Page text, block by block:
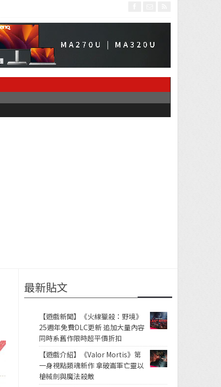
最新貼文
【遊戲新聞】《火線獵殺：野境》
25週年免費DLC更新 追加大量內容
同時系舊作限時超平價折扣
【遊戲介紹】《Valor Mortis》第
一身視點類魂新作 拿破崙軍亡靈以
槍械劍與魔法殺敵